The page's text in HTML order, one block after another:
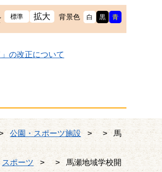
標準 拡大 背景色 白 黒 青
の改正について
公園・スポーツ施設 > > 馬
スポーツ > >
馬瀬地域学校開